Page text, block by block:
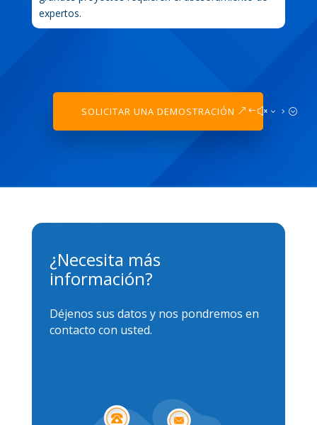
expertos.
SOLICITAR UNA DEMOSTRACIÓN
¿Necesita más
información?
Déjenos sus datos y nos pondremos en
contacto con usted.